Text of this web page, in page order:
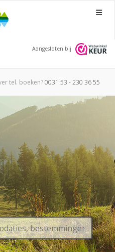
Menu
Aangesloten bij
tel. boeken?0031 53 - 230 36 55